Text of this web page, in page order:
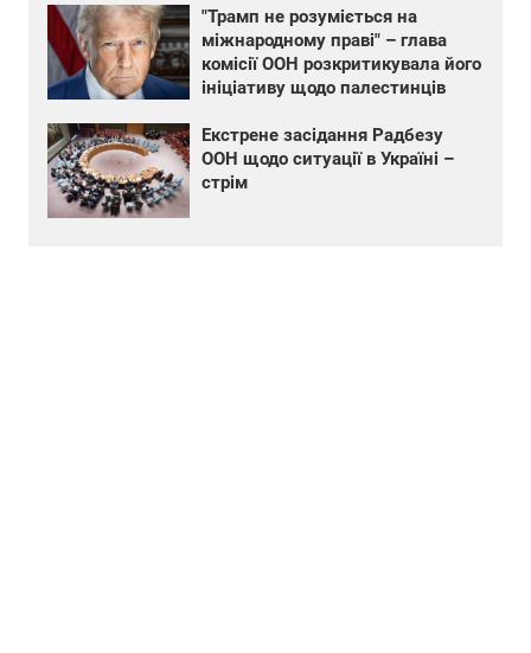
"Трамп не розуміється на
міжнародному праві" – глава
комісії ООН розкритикувала його
ініціативу щодо палестинців
Екстрене засідання Радбезу
ООН щодо ситуації в Україні –
стрім